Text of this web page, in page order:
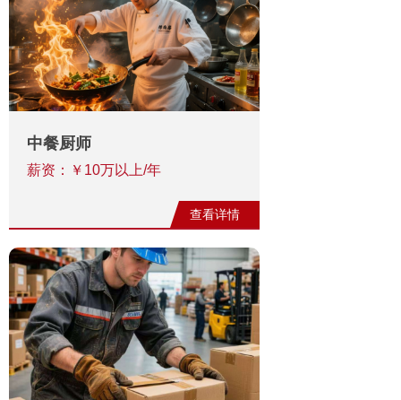
中餐厨师
薪资：￥10万以上/年
查看详情